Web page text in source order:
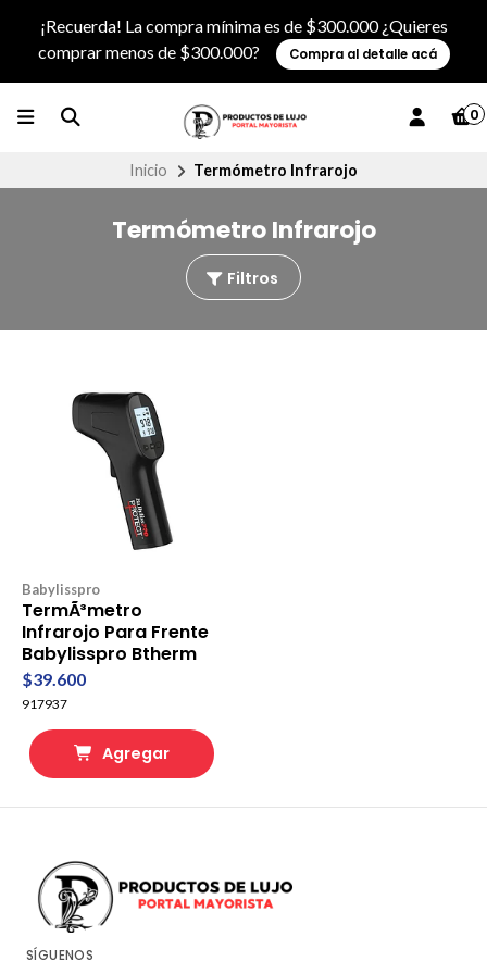
¡Recuerda! La compra mínima es de $300.000 ¿Quieres
comprar menos de $300.000?
Compra al detalle acá
0
Inicio Termómetro Infrarojo
Termómetro Infrarojo
Filtros
Babylisspro
TermÃ³metro
Infrarojo Para Frente
Babylisspro Btherm
$39.600
917937
Agregar
SÍGUENOS